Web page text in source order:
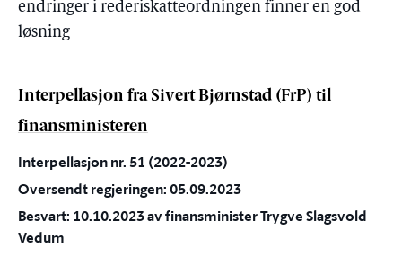
endringer i rederiskatteordningen finner en god
løsning
Interpellasjon fra Sivert Bjørnstad (FrP) til
finansministeren
Interpellasjon nr. 51 (2022-2023)
Oversendt regjeringen: 05.09.2023
Besvart: 10.10.2023 av finansminister Trygve Slagsvold
Vedum